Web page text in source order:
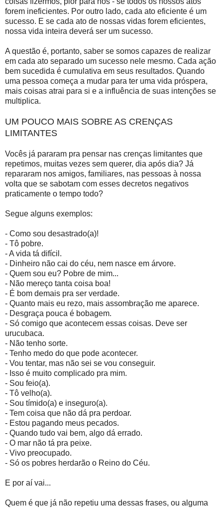
forem ineficientes. Por outro lado, cada ato eficiente é um
sucesso. E se cada ato de nossas vidas forem eficientes,
nossa vida inteira deverá ser um sucesso.
A questão é, portanto, saber se somos capazes de realizar
em cada ato separado um sucesso nele mesmo. Cada ação
bem sucedida é cumulativa em seus resultados. Quando
uma pessoa começa a mudar para ter uma vida próspera,
mais coisas atrai para si e a influência de suas intenções se
multiplica.
UM POUCO MAIS SOBRE AS CRENÇAS
LIMITANTES
Vocês já pararam pra pensar nas crenças limitantes que
repetimos, muitas vezes sem querer, dia após dia? Já
repararam nos amigos, familiares, nas pessoas à nossa
volta que se sabotam com esses decretos negativos
praticamente o tempo todo?
Segue alguns exemplos:
- Como sou desastrado(a)!
- Tô pobre.
- A vida tá difícil.
- Dinheiro não cai do céu, nem nasce em árvore.
- Quem sou eu? Pobre de mim...
- Não mereço tanta coisa boa!
- É bom demais pra ser verdade.
- Quanto mais eu rezo, mais assombração me aparece.
- Desgraça pouca é bobagem.
- Só comigo que acontecem essas coisas. Deve ser
urucubaca.
- Não tenho sorte.
- Tenho medo do que pode acontecer.
- Vou tentar, mas não sei se vou conseguir.
- Isso é muito complicado pra mim.
- Sou feio(a).
- Tô velho(a).
- Sou tímido(a) e inseguro(a).
- Tem coisa que não dá pra perdoar.
- Estou pagando meus pecados.
- Quando tudo vai bem, algo dá errado.
- O mar não tá pra peixe.
- Vivo preocupado.
- Só os pobres herdarão o Reino do Céu.
E por aí vai...
Quem é que já não repetiu uma dessas frases, ou alguma